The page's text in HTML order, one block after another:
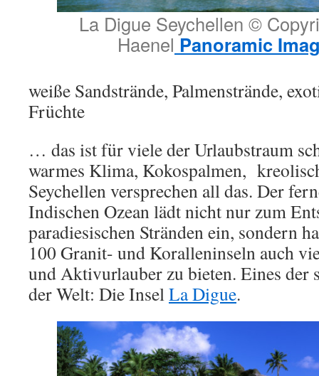
La Digue Seychellen ©
Haenel Panoramic
weiße Sandstrände, Palmenstrände,
Früchte
… das ist für viele der Urlaubstraum
warmes Klima, Kokospalmen,
Seychellen versprechen all das. Der
Indischen Ozean lädt nicht nur zum
paradiesischen Stränden ein, sondern
100 Granit- und Koralleninseln auch
und Aktivurlauber zu bieten. Eines der
der Welt: Die Insel La Digue.